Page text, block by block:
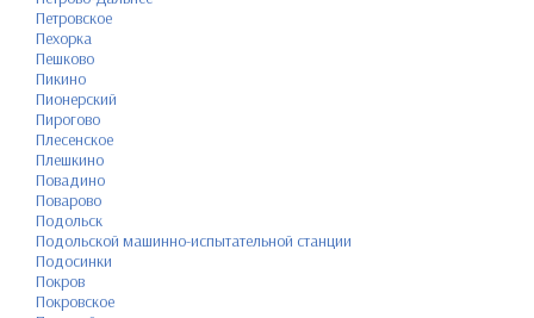
Петровское
Пехорка
Пешково
Пикино
Пионерский
Пирогово
Плесенское
Плешкино
Повадино
Поварово
Подольск
Подольской машинно-испытательной станции
Подосинки
Покров
Покровское